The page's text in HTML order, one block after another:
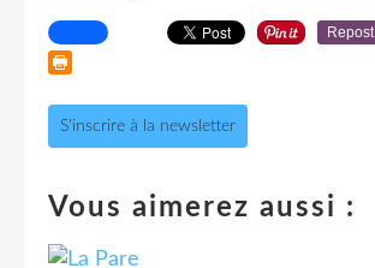
Repost
S'inscrire à la newsletter
Vous aimerez aussi :